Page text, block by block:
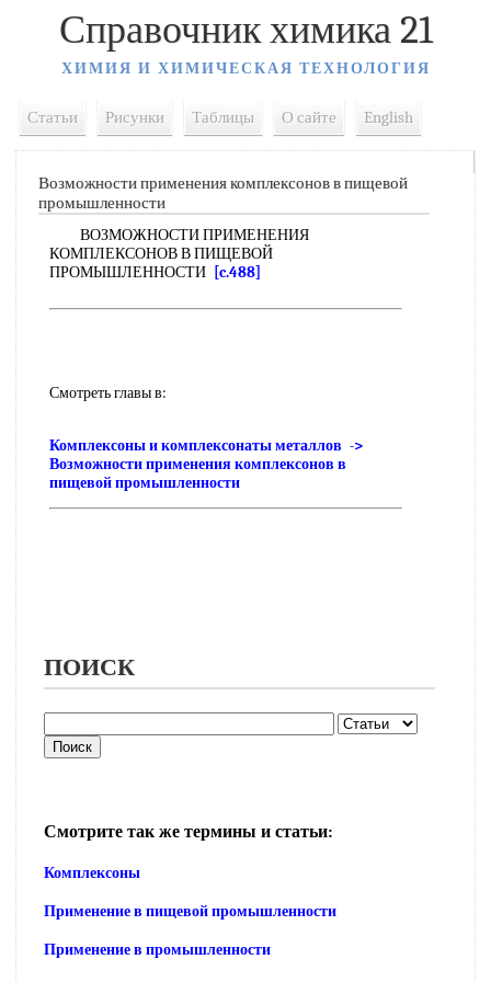
Справочник химика 21
ХИМИЯ И ХИМИЧЕСКАЯ ТЕХНОЛОГИЯ
Статьи Рисунки Таблицы О сайте English
Возможности применения комплексонов в пищевой
промышленности
ВОЗМОЖНОСТИ ПРИМЕНЕНИЯ
КОМПЛЕКСОНОВ В ПИЩЕВОЙ
ПРОМЫШЛЕННОСТИ [c.488]
Смотреть главы в:
Комплексоны и комплексонаты металлов ->
Возможности применения комплексонов в
пищевой промышленности
ПОИСК
Смотрите так же термины и статьи:
Комплексоны
Применение в пищевой промышленности
Применение в промышленности